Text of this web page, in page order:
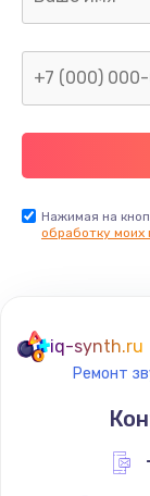
Нажимая на
обработку моих
iq-synth.ru
Ремонт